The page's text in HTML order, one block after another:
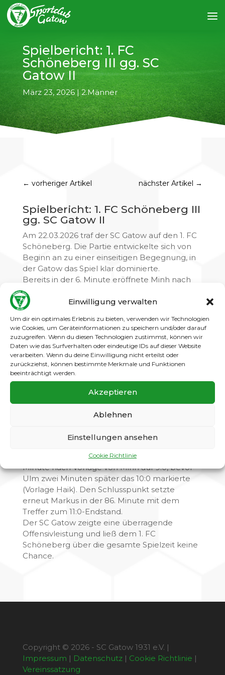
Einwilligung verwalten
Um dir ein optimales Erlebnis zu bieten, verwenden wir Technologien
wie Cookies, um Geräteinformationen zu speichern und/oder darauf
zuzugreifen. Wenn du diesen Technologien zustimmst, können wir
Daten wie das Surfverhalten oder eindeutige IDs auf dieser Website
verarbeiten. Wenn du deine Einwilligung nicht erteilst oder
zurückziehst, können bestimmte Merkmale und Funktionen
beeinträchtigt werden.
Akzeptieren
Ablehnen
Einstellungen ansehen
Cookie Richtlinie
Spielbericht: 1. FC
Schöneberg III gg. SC
Gatow II
März 23, 2026| 2.Männer
← vorheriger Artikel nächster Artikel →
Spielbericht: 1. FC Schöneberg III
gg. SC Gatow II
Am 22.03.2026 traf der SC Gatow auf den 1. FC
Schöneberg. Die Partie entwickelte sich von
Beginn an zu einer einseitigen Begegnung, in
der Gatow das Spiel klar dominierte.
Bereits in der 6. Minute eröffnete Minh nach
Vorlage von Ulm den Torreigen zum 1:0. Nur
sieben Minuten später erhöhte Troppi, erneut
nach Vorlage von Ulm, auf 2:0. Gatow blieb
spielbestimmend und baute die Führung
weiter aus: Troppi traf in der 22. Minute zum 3:0
(Vorlage Adam) und schnürte noch vor der
Pause seinen nächsten Treffer zum 4:0 nach
Zuspiel von Markus.
Kurz vor dem Halbzeitpfiff stellte Markus nach
Vorlage von Haik auf 5:0 (45.+3). Auch nach der
erzielte in der 49. Minute das 6:0 (Vorlage Luca)
Treffer zum 7:0 nach (Vorlage Ulm).
Torschützenliste ein. Markus erhöhte in der 77.
Minute nach Vorlage von Minh auf 9:0, bevor
Ulm zwei Minuten später das 10:0 markierte
(Vorlage Haik). Den Schlusspunkt setzte
erneut Markus in der 86. Minute mit dem
Treffer zum 11:0-Endstand.
Der SC Gatow zeigte eine überragende
Offensivleistung und ließ dem 1. FC
Schöneberg über die gesamte Spielzeit keine
Chance.
Copyright © 2026 - SC Gatow 1931 e.V. |
Impressum | Datenschutz| Cookie Richtlinie |
Vereinssatzung